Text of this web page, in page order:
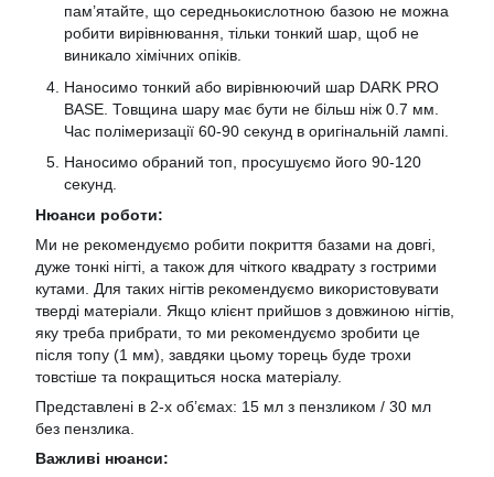
пам’ятайте, що середньокислотною базою не можна
робити вирівнювання, тільки тонкий шар, щоб не
виникало хімічних опіків.
Наносимо тонкий або вирівнюючий шар DARK PRO
BASE. Товщина шару має бути не більш ніж 0.7 мм.
Час полімеризації 60-90 секунд в оригінальній лампі.
Наносимо обраний топ, просушуємо його 90-120
секунд.
Нюанси роботи:
Ми не рекомендуємо робити покриття базами на довгі,
дуже тонкі нігті, а також для чіткого квадрату з гострими
кутами. Для таких нігтів рекомендуємо використовувати
тверді матеріали. Якщо клієнт прийшов з довжиною нігтів,
яку треба прибрати, то ми рекомендуємо зробити це
після топу (1 мм), завдяки цьому торець буде трохи
товстіше та покращиться носка матеріалу.
Представлені в 2-х об’ємах: 15 мл з пензликом / 30 мл
без пензлика.
Важливі нюанси: